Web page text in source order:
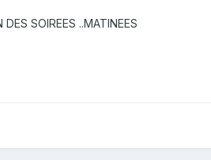
SOIREES ..MATINEES